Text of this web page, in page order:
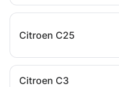
Citroen C25
Citroen C3